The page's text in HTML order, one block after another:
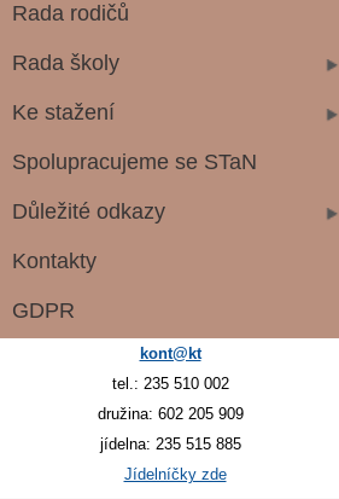
Rada rodičů
Rada školy
Ke stažení
Spolupracujeme se STaN
Důležité odkazy
Kontakty
GDPR
kont@kt
tel.: 235 510 002
družina: 602 205 909
jídelna: 235 515 885
Jídelníčky zde